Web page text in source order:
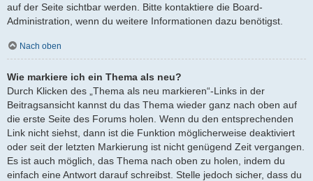
auf der Seite sichtbar werden. Bitte kontaktiere die Board-
Administration, wenn du weitere Informationen dazu benötigst.
Nach oben
Wie markiere ich ein Thema als neu?
Durch Klicken des „Thema als neu markieren“-Links in der
Beitragsansicht kannst du das Thema wieder ganz nach oben auf
die erste Seite des Forums holen. Wenn du den entsprechenden
Link nicht siehst, dann ist die Funktion möglicherweise deaktiviert
oder seit der letzten Markierung ist nicht genügend Zeit vergangen.
Es ist auch möglich, das Thema nach oben zu holen, indem du
einfach eine Antwort darauf schreibst. Stelle jedoch sicher, dass du